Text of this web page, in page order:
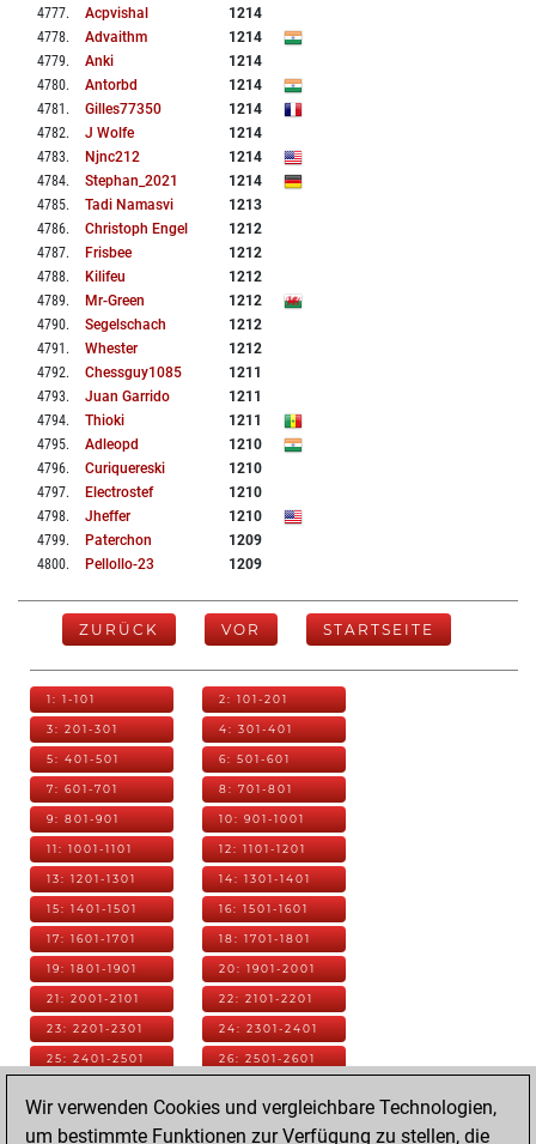
4777. Acpvishal
1214
4778. Advaithm
1214
4779. Anki
1214
4780. Antorbd
1214
4781 . Gilles77350
1214
4782. J Wolfe
1214
4783. Njnc212
1214
4784. Stephan_2021
1214
4785. Tadi Namasvi
1213
4786. Christoph Engel
1212
4787. Frisbee
1212
4788. Kilifeu
1212
4789. Mr-Green
1212
4790. Segelschach
1212
4791 . Whester
1212
4792. Chessguy1085
1211
4793. Juan Garrido
1211
4794. Thioki
1211
4795. Adleopd
1210
4796. Curiquereski
1210
4797. Electrostef
1210
4798. Jheffer
1210
4799. Paterchon
1209
4800. Pellollo-23 1209
ZURÜCK VOR STARTSEITE
1: 1-101 2: 101-201
3: 201-301 4: 301-401
5: 401-501 6: 501-601
7: 601-701 8: 701-801
9: 801-901 10: 901-1001
11: 1001-1101 12: 1101-1201
13: 1201-1301 14: 1301-1401
15: 1401-1501 16: 1501-1601
17: 1601-1701 18: 1701-1801
19: 1801-1901 20: 1901-2001
21: 2001-2101 22: 2101-2201
23: 2201-2301 24: 2301-2401
25: 2401-2501 26: 2501-2601
29: 2801-2901 30: 2901-3001
Wir verwenden Cookies und vergleichbare Technologien,
um bestimmte Funktionen zur Verfügung zu stellen, die